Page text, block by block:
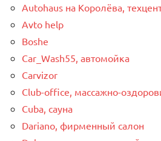
Autohaus на Королёва,
Avto help
Boshe
Car_Wash55, автомойка
Carvizor
Club-office, массажно-
Cuba, сауна
Dariano, фирменный салон